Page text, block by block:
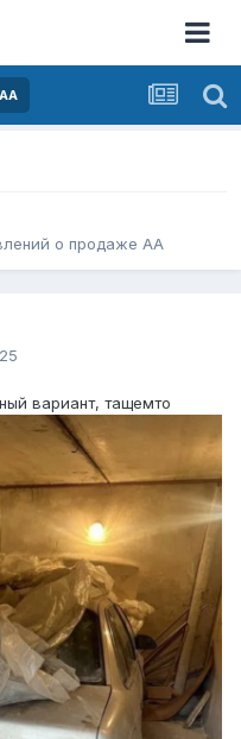
о продаже АА
вариант, тащемто